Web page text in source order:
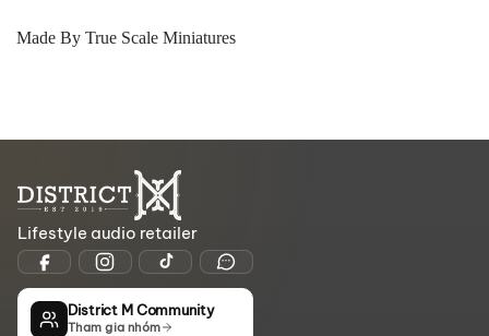
Made By True Scale Miniatures
Lifestyle audio retailer
District M Community
Tham gia nhóm